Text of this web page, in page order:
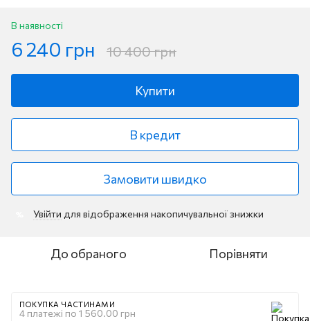
В наявності
6 240 грн 10 400 грн
Купити
В кредит
Замовити швидко
Увійти для відображення накопичувальної знижки
До обраного Порівняти
ПОКУПКА ЧАСТИНАМИ
4 платежі по 1 560.00 грн